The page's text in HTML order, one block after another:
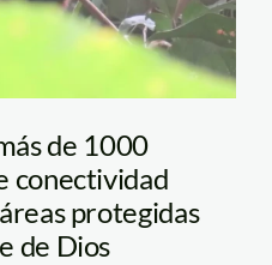
de 1000
conectividad
protegidas
de Dios